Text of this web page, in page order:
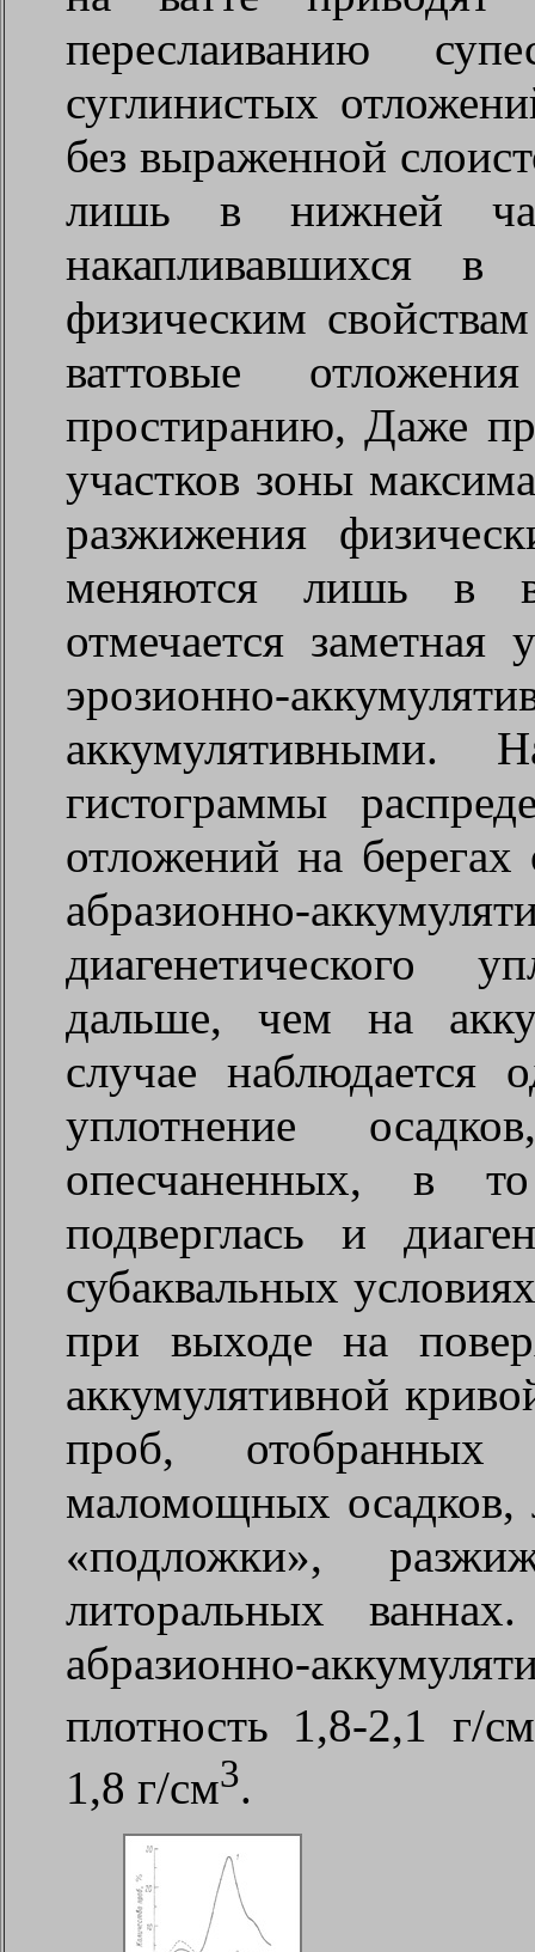
переслаиванию
суглинистых
без выраженной
лишь в нижней
накапливавшихся
физическим
ваттовые
простиранию, Даже
участков зоны
разжижения
меняются лишь в
отмечается заметная
эрозионно-
аккумулятивными.
гистограммы
отложений на
абразионно-
диагенетического
дальше, чем на
случае наблюдается
уплотнение
опесчаненных, в
подверглась и
субаквальных
при выходе на
аккумулятивной
проб,
маломощных осадков,
«подложки»,
литоральных
абразионно-
плотность 1,8-2,1 г/см
1,8 г/см3.